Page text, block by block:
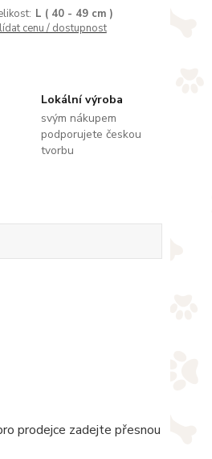
L ( 40 - 49 cm )
cenu / dostupnost
Lokální výroba
svým nákupem
podporujete českou
tvorbu
prodejce zadejte přesnou